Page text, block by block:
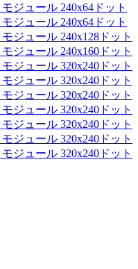
ジュール 240x64ドット
ジュール 240x64ドット
ジュール 240x128ドット
ジュール 240x160ドット
ジュール 320x240ドット
ジュール 320x240ドット
ジュール 320x240ドット
ジュール 320x240ドット
ジュール 320x240ドット
ジュール 320x240ドット
ジュール 320x240ドット